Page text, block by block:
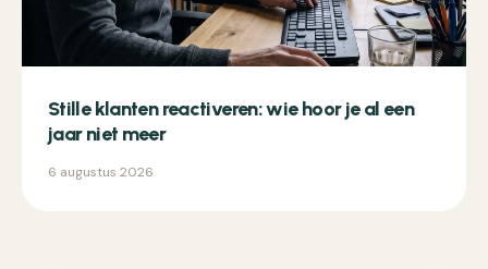
Stille klanten reactiveren: wie hoor je al een
jaar niet meer
6 augustus 2026